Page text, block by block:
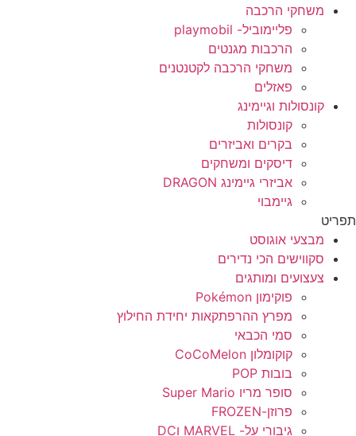
משחקי הרכבה
פליימוביל- playmobil
הרכבות מגנטים
משחקי הרכבה לקטנטנים
פאזלים
קונסולות וגיימינג
קונסולות
בקרים ואביזרים
דיסקים ומשחקים
אביזרי גיימינג DRAGON
גיימבוי
מבצעי אוגוסט
סקווישים הכי נדירים
צעצועים ומותגים
פוקימון Pokémon
מפרץ ההרפתקאות יחידת החילוץ
סמי הכבאי
קוקומלון CoCoMelon
בובות POP
סופר מריו Super Mario
פרוזן-FROZEN
גיבורי על- MARVEL וDC